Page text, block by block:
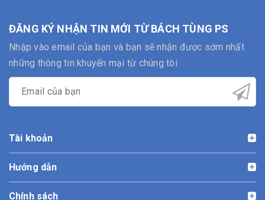
ĐĂNG KÝ NHẬN TIN MỚI TỪ BÁCH TÙNG PS
Nhập vào email của bạn và bạn sẽ nhận được sớm nhất
những thông tin khuyến mại từ chúng tôi
Tài khoản
Hướng dẫn
Chính sách